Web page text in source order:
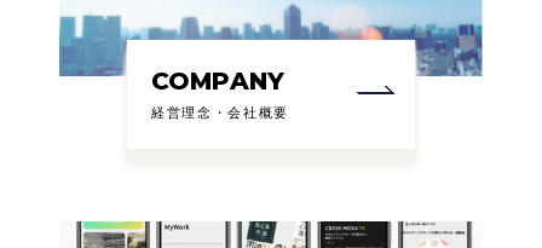
COMPANY
経営理念・会社概要